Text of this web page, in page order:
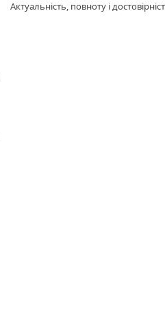
Актуальність, повноту і